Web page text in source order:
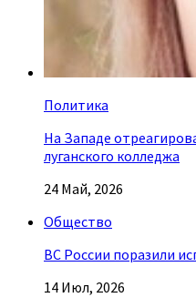
Политика
На Западе
луганского колледжа
24 Май, 2026
Общество
ВС России поразили
14 Июл, 2026